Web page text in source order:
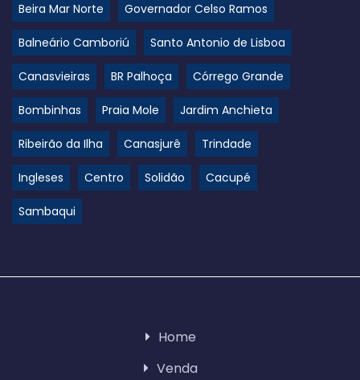
Beira Mar Norte Governador Celso Ramos
Balneário Camboriú Santo Antonio de Lisboa
Canasvieiras BR Palhoça Córrego Grande
Bombinhas Praia Mole Jardim Anchieta
Ribeirão da Ilha Canasjurê Trindade
Ingleses Centro Solidão Cacupé
Sambaqui
Home
Venda